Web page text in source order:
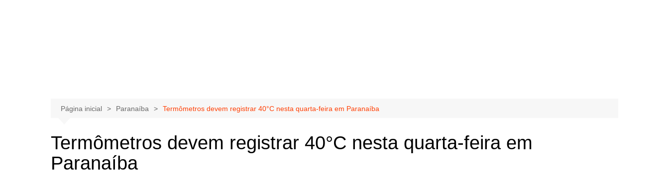
Página inicial Paranaíba Termômetros devem registrar 40°C nesta quarta-feira em Paranaíba
Termômetros devem registrar 40°C nesta quarta-feira em
Paranaíba